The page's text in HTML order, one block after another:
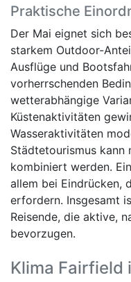
Praktische
Der Mai eignet sich
starkem Outdoor-
Ausflüge und
vorherrschenden
wetterabhängige
Küstenaktivitäten
Wasseraktivitäten
Städtetourismus kann
kombiniert werden.
allem bei Eindrücken,
erfordern. Insgesamt
Reisende, die aktive,
bevorzugen.
Klima Fairfield